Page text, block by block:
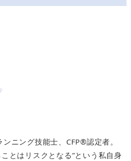
ニング技能士、CFP®認定者。
とはリスクとなる”という私自身